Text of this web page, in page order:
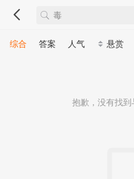
综合 答案 人气 悬赏
抱歉，没有找到